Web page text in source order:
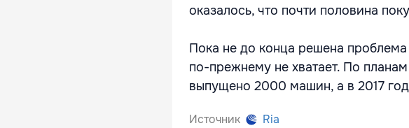
оказалось, что почти половина
Пока не до конца решена
по-прежнему не хватает. По
выпущено 2000 машин, а в 2017
Источник Ria